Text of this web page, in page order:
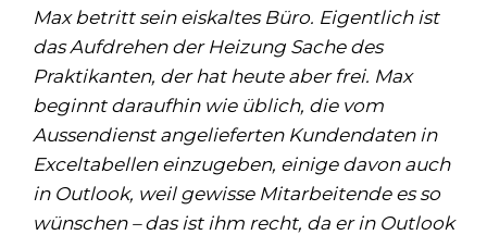
Max betritt sein eiskaltes Büro. Eigentlich ist
das Aufdrehen der Heizung Sache des
Praktikanten, der hat heute aber frei. Max
beginnt daraufhin wie üblich, die vom
Aussendienst angelieferten Kundendaten in
Exceltabellen einzugeben, einige davon auch
in Outlook, weil gewisse Mitarbeitende es so
wünschen – das ist ihm recht, da er in Outlook